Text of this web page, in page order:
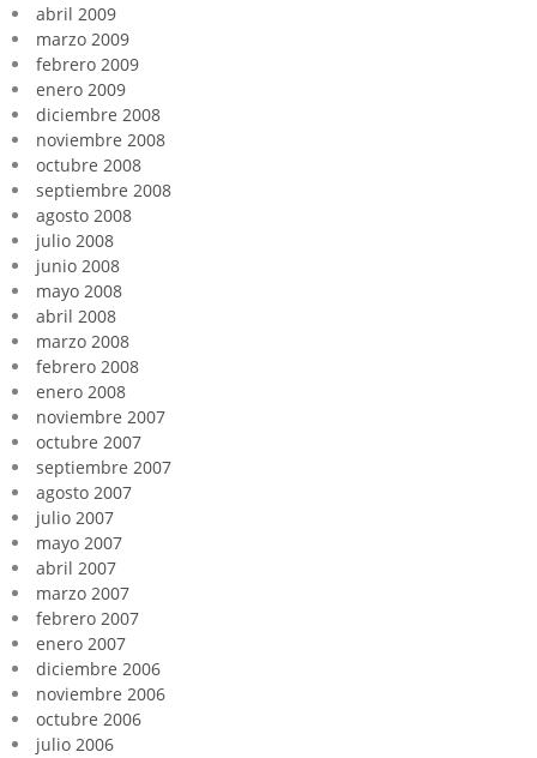
abril 2009
marzo 2009
febrero 2009
enero 2009
diciembre 2008
noviembre 2008
octubre 2008
septiembre 2008
agosto 2008
julio 2008
junio 2008
mayo 2008
abril 2008
marzo 2008
febrero 2008
enero 2008
noviembre 2007
octubre 2007
septiembre 2007
agosto 2007
julio 2007
mayo 2007
abril 2007
marzo 2007
febrero 2007
enero 2007
diciembre 2006
noviembre 2006
octubre 2006
julio 2006